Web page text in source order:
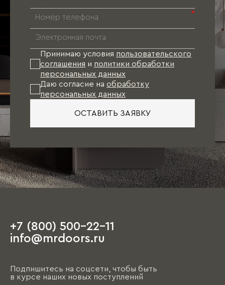
*
Принимаю условия пользовательского
соглашения и политики обработки
персональных данных
Даю согласие на обработку
персональных данных
ОСТАВИТЬ ЗАЯВКУ
+7 (800) 500-22-11
info@mrdoors.ru
Подпишитесь на соцсети, чтобы быть
в курсе наших новых поступлений